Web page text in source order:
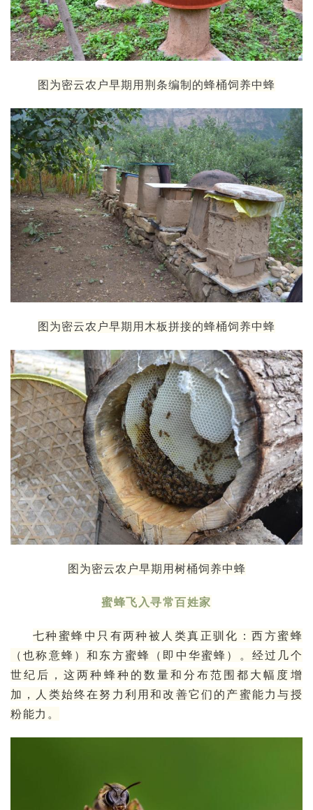
图为密云农户早期用荆条编制的蜂桶饲养中蜂
图为密云农户早期用木板拼接的蜂桶饲养中蜂
图为密云农户早期用树桶饲养中蜂
蜜蜂飞入寻常百姓家
七种蜜蜂中只有两种被人类真正驯化：西方蜜蜂
（也称意蜂）和东方蜜蜂（即中华蜜蜂）。经过几个
世纪后，这两种蜂种的数量和分布范围都大幅度增
加，人类始终在努力利用和改善它们的产蜜能力与授
粉能力。